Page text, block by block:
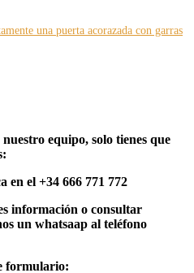
una puerta acorazada con garras
equipo, solo tienes que
en el +34 666 771 772
información o consultar
un whatsaap al teléfono
formulario: